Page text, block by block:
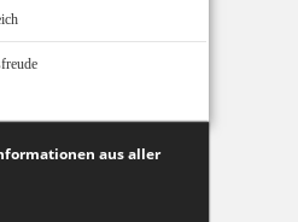
aus aller